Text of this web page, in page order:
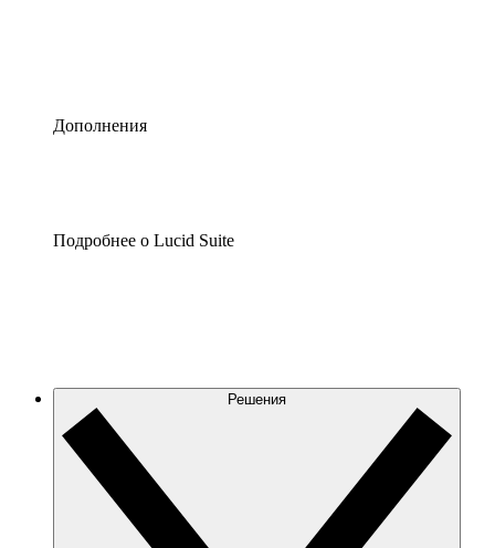
Дополнения
Подробнее о Lucid Suite
Решения